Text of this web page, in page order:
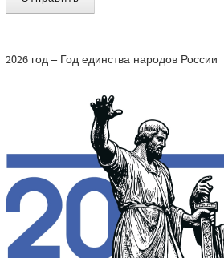
2026 год – Год единства народов России